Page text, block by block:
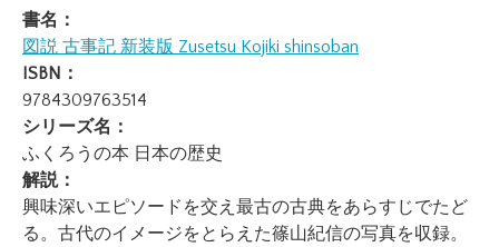
書名：
図説 古事記 新装版 Zusetsu Kojiki shinsoban
ISBN：
9784309763514
シリーズ名：
ふくろうの本 日本の歴史
解説：
興味深いエピソードを交え最古の古典をあらすじでたど
る。古代のイメージをとらえた篠山紀信の写真を収録。